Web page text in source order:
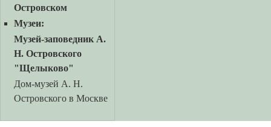
Островском
Музеи:
Музей-заповедник А.
Н. Островского
"Щелыково"
Дом-музей А. Н.
Островского в Москве